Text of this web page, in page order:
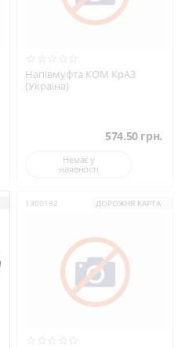
Напівмуфта КОМ КрАЗ
(Україна)
574.50 грн.
Немає у
наявності
1300192 ДОРОЖНЯ КАРТА